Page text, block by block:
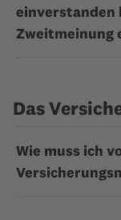
einverstanden
Zweitmeinung
Das
Wie muss ich